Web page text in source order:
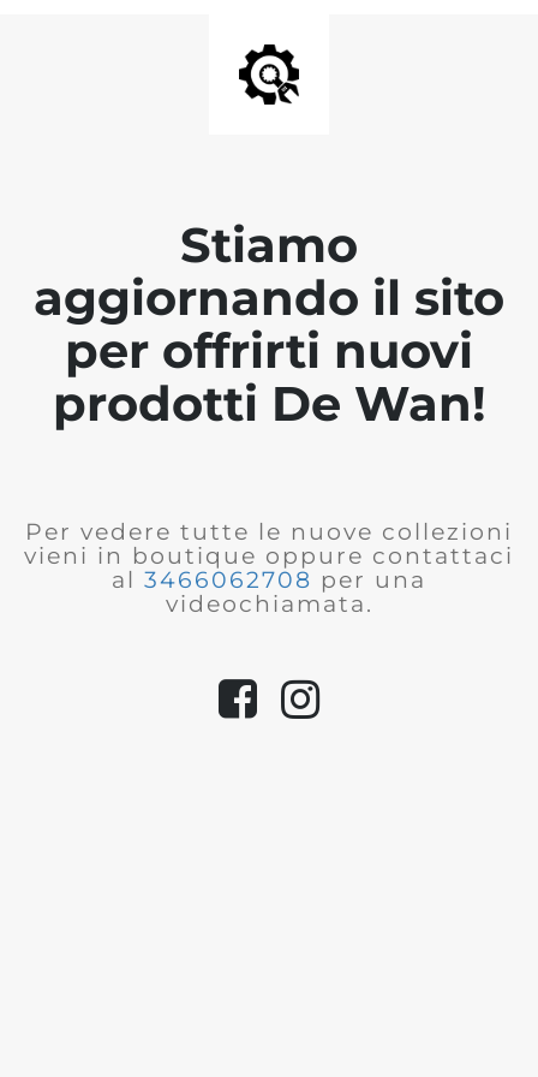
Stiamo
aggiornando il sito
per offrirti nuovi
prodotti De Wan!
Per vedere tutte le nuove collezioni
vieni in boutique oppure contattaci
al 3466062708 per una
videochiamata.